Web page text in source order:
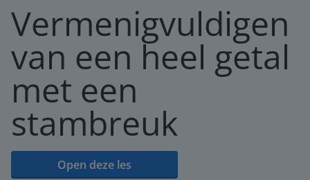
Vermenigvuldigen
van een heel getal
met een
stambreuk
Open deze les